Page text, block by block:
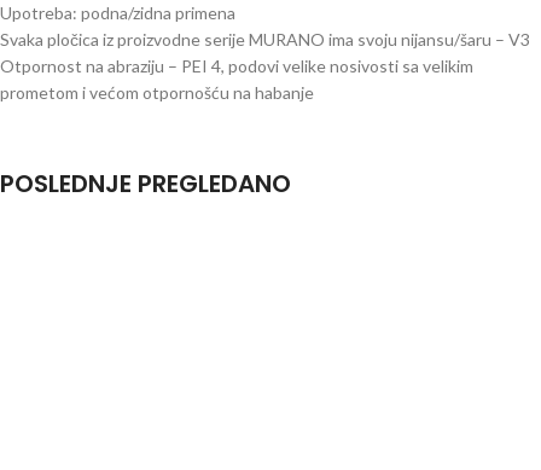
Upotreba: podna/zidna primena
Svaka pločica iz proizvodne serije MURANO ima svoju nijansu/šaru – V3
Otpornost na abraziju – PEI 4, podovi velike nosivosti sa velikim
prometom i većom otpornošću na habanje
POSLEDNJE PREGLEDANO